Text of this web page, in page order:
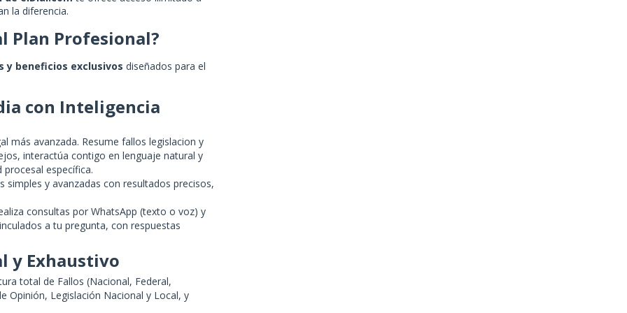
la diferencia.
Plan Profesional?
y beneficios exclusivos diseñados para el
con Inteligencia
más avanzada. Resume fallos legislacion y
interactúa contigo en lenguaje natural y
específica.
simples y avanzadas con resultados precisos,
consultas por WhatsApp (texto o voz) y
a tu pregunta, con respuestas
y Exhaustivo
total de Fallos (Nacional, Federal,
Opinión, Legislación Nacional y Local, y